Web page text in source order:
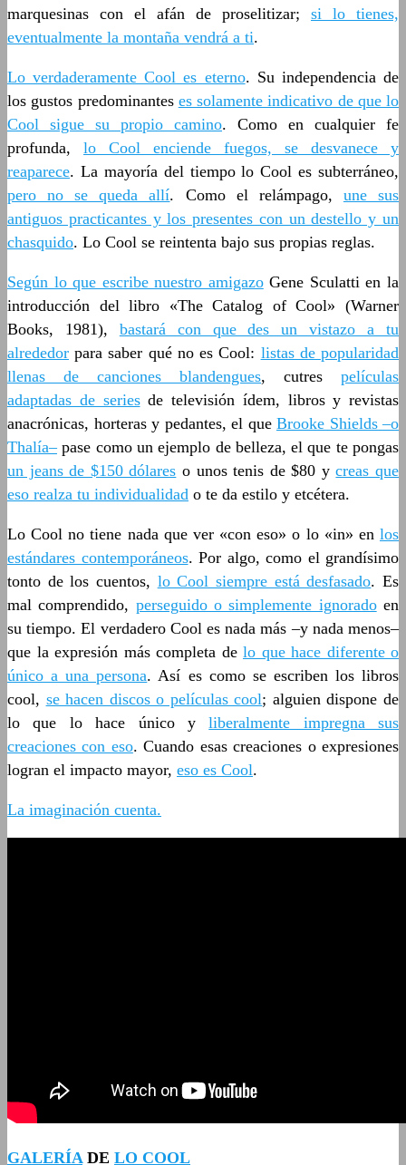
marquesinas con el afán de proselitizar; si lo tienes,
eventualmente la montaña vendrá a ti.
Lo verdaderamente Cool es eterno. Su independencia de
los gustos predominantes es solamente indicativo de que lo
Cool sigue su propio camino. Como en cualquier fe
profunda, lo Cool enciende fuegos, se desvanece y
reaparece. La mayoría del tiempo lo Cool es subterráneo,
pero no se queda allí. Como el relámpago, une sus
antiguos practicantes y los presentes con un destello y un
chasquido. Lo Cool se reintenta bajo sus propias reglas.
Según lo que escribe nuestro amigazoGene Sculatti en la
introducción del libro «The Catalog of Cool» (Warner
Books, 1981), bastará con que des un vistazo a tu
alrededor para saber qué no es Cool: listas de popularidad
llenas de canciones blandengues, cutres películas
adaptadas de seriesde televisión ídem, libros y revistas
anacrónicas, horteras y pedantes, el que Brooke Shields –o
Thalía–pase como un ejemplo de belleza, el que te pongas
un jeans de $150 dólares o unos tenis de $80 ycreas que
eso realza tu individualidad o te da estilo y etcétera.
Lo Cool no tiene nada que ver «con eso» o lo «in» en los
estándares contemporáneos. Por algo, como el grandísimo
tonto de los cuentos, lo Cool siempre está desfasado. Es
mal comprendido, perseguido o simplemente ignoradoen
su tiempo. El verdadero Cool es nada más –y nada menos–
que la expresión más completa de lo que hace diferente o
único a una persona. Así es como se escriben los libros
cool, se hacen discos o películas cool; alguien dispone de
lo que lo hace único yliberalmente impregna sus
creaciones con eso. Cuando esas creaciones o expresiones
logran el impacto mayor, eso es Cool.
La imaginación cuenta.
GALERÍADE LO COOL